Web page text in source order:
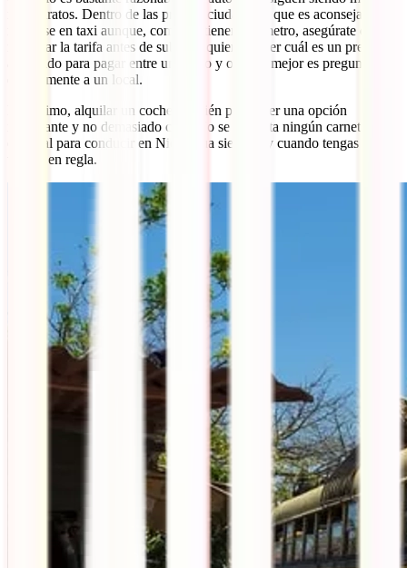
más baratos. Dentro de las propias ciudades sí que es aconsejable
moverse en taxi aunque, como no tienen taxímetro, asegúrate de
negociar la tarifa antes de subir. Si quieres saber cuál es un precio
adecuado para pagar entre un punto y otro, lo mejor es preguntarle
directamente a un local.
Por último, alquilar un coche también puede ser una opción
interesante y no demasiado cara. No se necesita ningún carnet
especial para conducir en Nicaragua siempre y cuando tengas el de
tu país en regla.